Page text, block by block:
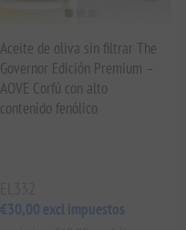
Aceite de oliva sin filtrar The
Governor Edición Premium –
AOVE Corfú con alto
contenido fenólico
€30,00 excl impuestos